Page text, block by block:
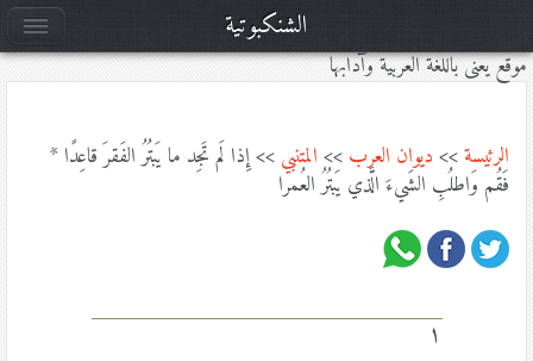
موقع يعنى باللغة العربية وآدابها
الرئيسة>> ديوان العرب >> المتنبي >> إِذا لَم تَجِد ما يَبتُرُ الفَقرَ قاعِدًا *
فَقُم وَاطلُبِ الشَيءَ الَّذي يَبتُرُ العُمرا
١
الشنكبوتية